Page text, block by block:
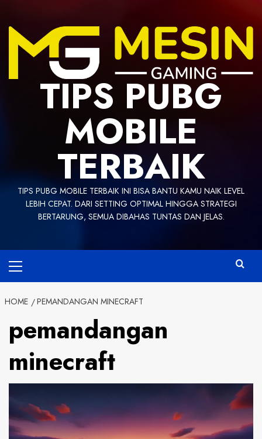
content
TIPS PUBG
MOBILE
TERBAIK
TIPS PUBG MOBILE TERBAIK INI BISA BANTU KAMU NAIK LEVEL
LEBIH CEPAT. DARI SETTING OPTIMAL HINGGA STRATEGI
BERTARUNG, SEMUA DIBAHAS TUNTAS DAN JELAS.
Menu
HOME PEMANDANGAN MINECRAFT
pemandangan
minecraft